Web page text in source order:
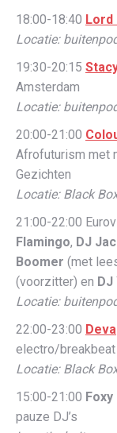
18:00-18:40 Lord
Locatie:
19:30-20:15
Amsterdam
Locatie:
20:00-21:00
Afrofuturism met
Gezichten
Locatie: Black
21:00-22:00
Flamingo, DJ
Boomer (met
(voorzitter) en DJ
Locatie:
22:00-23:00 Deva
electro/
Locatie: Black
15:00-21:00 Foxy
pauze DJ’s